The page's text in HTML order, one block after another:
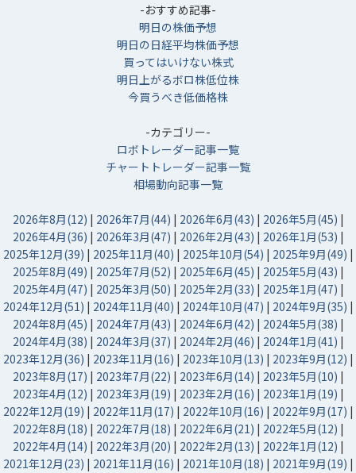
-おすすめ記事-
明日の株価予想
明日の日経平均株価予想
買ってはいけない株式
明日上がるボロ株低位株
今買うべき低価格株
-カテゴリー-
ロボトレーダー記事一覧
チャートトレーダー記事一覧
相場動向記事一覧
2026年8月(12) | 2026年7月(44) | 2026年6月(43) | 2026年5月(45) |
2026年4月(36) | 2026年3月(47) | 2026年2月(43) | 2026年1月(53) |
2025年12月(39) | 2025年11月(40) | 2025年10月(54) | 2025年9月(49) |
2025年8月(49) | 2025年7月(52) | 2025年6月(45) | 2025年5月(43) |
2025年4月(47) | 2025年3月(50) | 2025年2月(33) | 2025年1月(47) |
2024年12月(51) | 2024年11月(40) | 2024年10月(47) | 2024年9月(35) |
2024年8月(45) | 2024年7月(43) | 2024年6月(42) | 2024年5月(38) |
2024年4月(38) | 2024年3月(37) | 2024年2月(46) | 2024年1月(41) |
2023年12月(36) | 2023年11月(16) | 2023年10月(13) | 2023年9月(12) |
2023年8月(17) | 2023年7月(22) | 2023年6月(14) | 2023年5月(10) |
2023年4月(12) | 2023年3月(19) | 2023年2月(16) | 2023年1月(19) |
2022年12月(19) | 2022年11月(17) | 2022年10月(16) | 2022年9月(17) |
2022年8月(18) | 2022年7月(18) | 2022年6月(21) | 2022年5月(12) |
2022年4月(14) | 2022年3月(20) | 2022年2月(13) | 2022年1月(12) |
2021年12月(23) | 2021年11月(16) | 2021年10月(18) | 2021年9月(19) |